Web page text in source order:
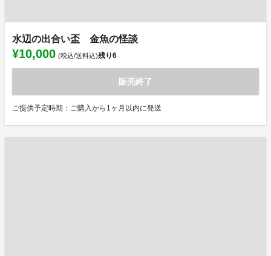
水辺の出合い盃 金魚の怪談
¥10,000 (税込/送料込)残り6
販売終了
ご提供予定時期：ご購入から1ヶ月以内に発送